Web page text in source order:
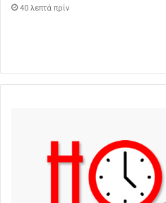
40 λεπτά πρίν